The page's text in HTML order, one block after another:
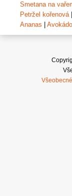
Smetana na
Petržel kořenová|
Ananas
Avokádo